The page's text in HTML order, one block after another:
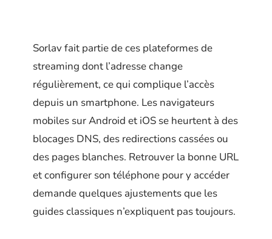
Sorlav fait partie de ces plateformes de
streaming dont l’adresse change
régulièrement, ce qui complique l’accès
depuis un smartphone. Les navigateurs
mobiles sur Android et iOS se heurtent à des
blocages DNS, des redirections cassées ou
des pages blanches. Retrouver la bonne URL
et configurer son téléphone pour y accéder
demande quelques ajustements que les
guides classiques n’expliquent pas toujours.